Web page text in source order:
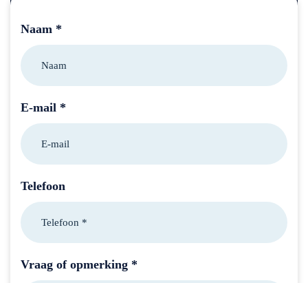
Naam *
E-mail *
Telefoon
Vraag of opmerking *